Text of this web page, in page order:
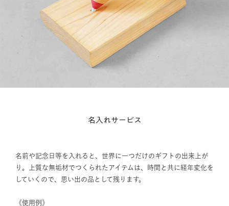
名入れサービス
名前や記念日等を入れると、世界に一つだけのギフトの出来上が
り。上質な無垢材でつくられたアイテムは、時間と共に経年変化を
していくので、思い出の品として残ります。
《使用例》